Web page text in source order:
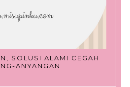
SOLUSI ALAMI CEGAH
ANYANGAN